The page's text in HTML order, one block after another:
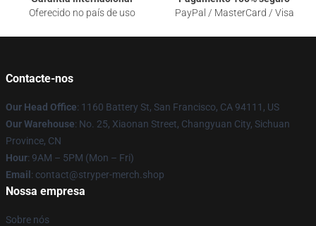
Oferecido no país de uso
PayPal / MasterCard / Visa
Contacte-nos
Our Head Office: 1160 Battery St, San Francisco, CA 94111, US
Our Warehouse: No. 25, Xiaonan Street, Changyuan City, Sichuan
Province, CN
Hour: 9AM – 5PM (Mon – Fri)
Email : contact@stryper-merch.shop
Nossa empresa
Sobre nós